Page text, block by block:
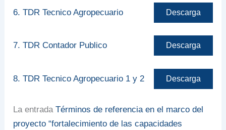
6. TDR Tecnico Agropecuario Descarga
7. TDR Contador Publico Descarga
8. TDR Tecnico Agropecuario 1 y 2 Descarga
La entradaTérminos de referencia en el marco del
proyecto “fortalecimiento de las capacidades